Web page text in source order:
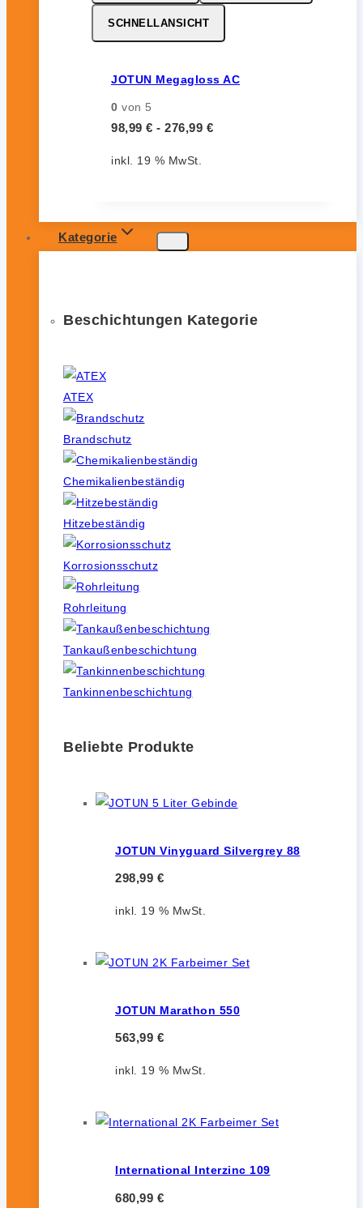
SCHNELLANSICHT
JOTUN Megagloss AC
0 von 5
98,99 € - 276,99 €
inkl. 19 % MwSt.
Kategorie
Beschichtungen Kategorie
ATEX
Brandschutz
Chemikalienbeständig
Hitzebeständig
Korrosionsschutz
Rohrleitung
Tankaußenbeschichtung
Tankinnenbeschichtung
Beliebte Produkte
JOTUN Vinyguard Silvergrey 88
298,99 €
inkl. 19 % MwSt.
JOTUN Marathon 550
563,99 €
inkl. 19 % MwSt.
International Interzinc 109
680,99 €